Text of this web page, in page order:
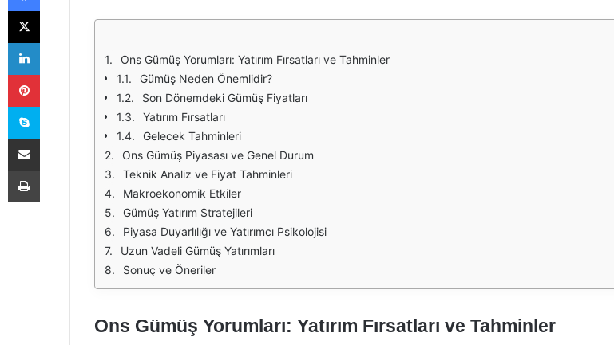
Ons Gümüş Yorumları: Yatırım Fırsatları ve Tahminler
Gümüş Neden Önemlidir?
Son Dönemdeki Gümüş Fiyatları
Yatırım Fırsatları
Gelecek Tahminleri
Ons Gümüş Piyasası ve Genel Durum
Teknik Analiz ve Fiyat Tahminleri
Makroekonomik Etkiler
Gümüş Yatırım Stratejileri
Piyasa Duyarlılığı ve Yatırımcı Psikolojisi
Uzun Vadeli Gümüş Yatırımları
Sonuç ve Öneriler
Ons Gümüş Yorumları: Yatırım Fırsatları ve Tahminler
X
LinkedIn
Pinterest
Skype
E-Posta ile paylaş